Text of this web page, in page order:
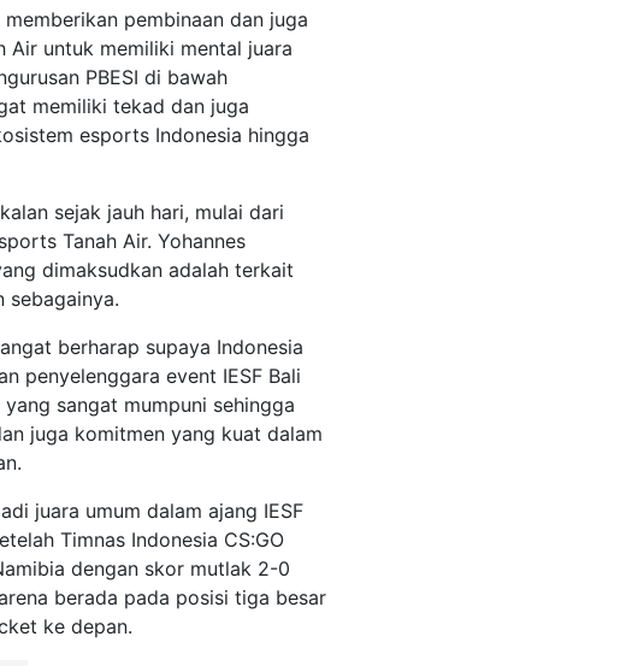
pembinaan dan juga
Air untuk memiliki mental juara
PBESI di bawah
memiliki tekad dan juga
esports Indonesia hingga
sejak jauh hari, mulai dari
Tanah Air. Yohannes
dimaksudkan adalah terkait
sebagainya.
berharap supaya Indonesia
penyelenggara event IESF Bali
sangat mumpuni sehingga
juga komitmen yang kuat dalam
juara umum dalam ajang IESF
Timnas Indonesia CS:GO
dengan skor mutlak 2-0
berada pada posisi tiga besar
ke depan.